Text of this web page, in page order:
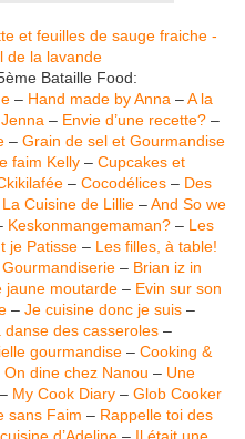
Bataille Food:
– Hand made by Anna –A la
– Envie d’une recette? –
– Grain de sel et Gourmandise
faim Kelly – Cupcakes et
– Cocodélices – Des
La Cuisine de Lillie –And So we
Keskonmangemaman? – Les
je Patisse – Les filles, à table!
Gourmandiserie – Brian iz in
jaune moutarde – Evin sur son
– Je cuisine donc je suis –
danse des casseroles –
gourmandise – Cooking &
On dine chez Nanou – Une
– My Cook Diary – Glob Cooker
sans Faim – Rappelle toi des